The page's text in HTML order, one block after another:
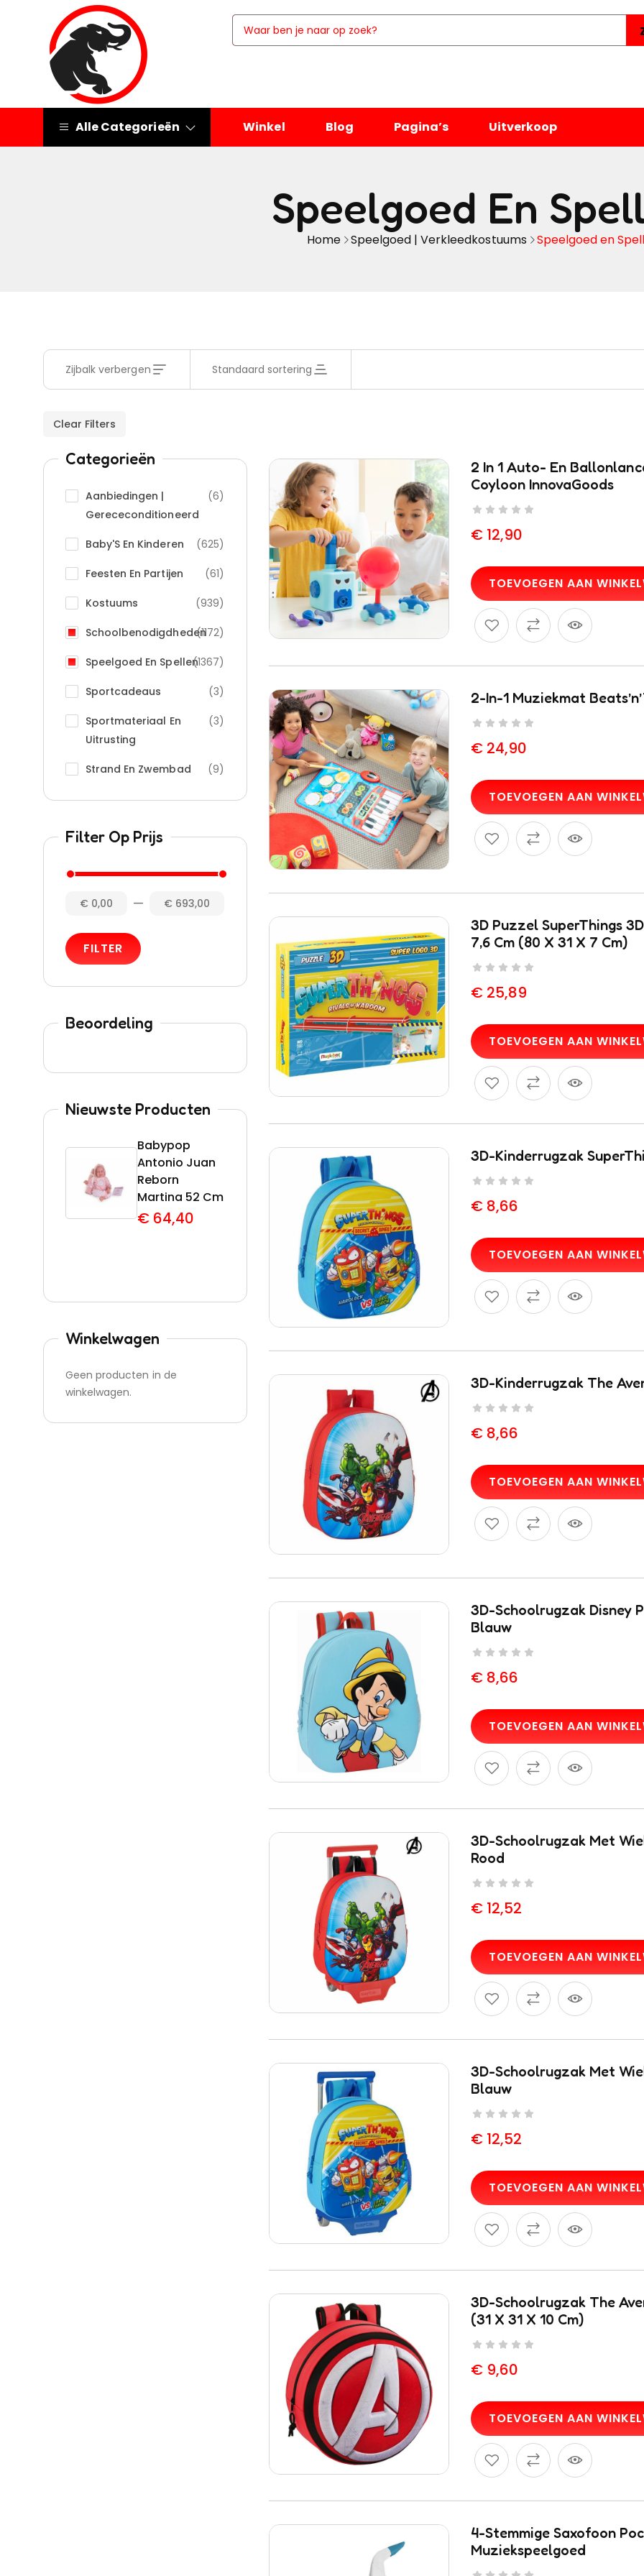
Alle Categorieën Winkel Blog Pagina’s Uitverkoop
Speelgoed En
Home Speelgoed | Verkleedkostuums Speelgoed en
Zijbalk verbergen Standaard sortering
Clear Filters
Categorieën
Aanbiedingen |
Gerececonditioneerd
(6)
Baby'S En Kinderen (625)
Feesten En Partijen (61)
Kostuums (939)
Schoolbenodigdheden(1172)
Speelgoed En Spellen(1367)
Sportcadeaus (3)
Sportmateriaal En
Uitrusting
(3)
Strand En Zwembad (9)
Filter Op Prijs
€ 0,00 — € 693,00
FILTER
Beoordeling
Nieuwste Producten
Babypop
Antonio Juan
Reborn
Martina 52 Cm
€ 64,40
Actiefiguren
Barbie
52,36
Moltó 20
Onderdelen
Trolley
17,67
Winkelwagen
Geen producten in de
winkelwagen.
2 In 1 Auto- En
Coyloon InnovaGoods
€12,90
TOEVOEGEN AAN
2-In-1 Muziekmat
€24,90
TOEVOEGEN AAN
3D Puzzel SuperThings
7,6 Cm (80 X 31 X 7 Cm)
€25,89
TOEVOEGEN AAN
3D-Kinderrugzak
€8,66
TOEVOEGEN AAN
3D-Kinderrugzak The
€8,66
TOEVOEGEN AAN
3D-Schoolrugzak Disney
Blauw
€8,66
TOEVOEGEN AAN
3D-Schoolrugzak Met
Rood
€12,52
TOEVOEGEN AAN
3D-Schoolrugzak Met
Blauw
€12,52
TOEVOEGEN AAN
3D-Schoolrugzak The
(31 X 31 X 10 Cm)
€9,60
TOEVOEGEN AAN
4-Stemmige Saxofoon
Muziekspeelgoed